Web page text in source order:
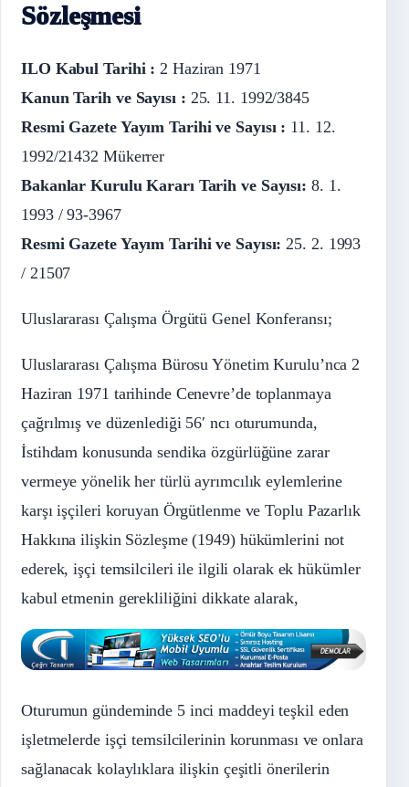
Sözleşmesi
ILO Kabul Tarihi :2 Haziran 1971
Kanun Tarih ve Sayısı : 25. 11. 1992/3845
Resmi Gazete Yayım Tarihi ve Sayısı : 11. 12.
1992/21432 Mükerrer
Bakanlar Kurulu Kararı Tarih ve Sayısı: 8. 1.
1993 / 93-3967
Resmi Gazete Yayım Tarihi ve Sayısı:25. 2. 1993
/ 21507
Uluslararası Çalışma Örgütü Genel Konferansı;
Uluslararası Çalışma Bürosu Yönetim Kurulu’nca 2
Haziran 1971 tarihinde Cenevre’de toplanmaya
çağrılmış ve düzenlediği 56′ ncı oturumunda,
İstihdam konusunda sendika özgürlüğüne zarar
vermeye yönelik her türlü ayrımcılık eylemlerine
karşı işçileri koruyan Örgütlenme ve Toplu Pazarlık
Hakkına ilişkin Sözleşme (1949) hükümlerini not
ederek, işçi temsilcileri ile ilgili olarak ek hükümler
kabul etmenin gerekliliğini dikkate alarak,
Oturumun gündeminde 5 inci maddeyi teşkil eden
işletmelerde işçi temsilcilerinin korunması ve onlara
sağlanacak kolaylıklara ilişkin çeşitli önerilerin